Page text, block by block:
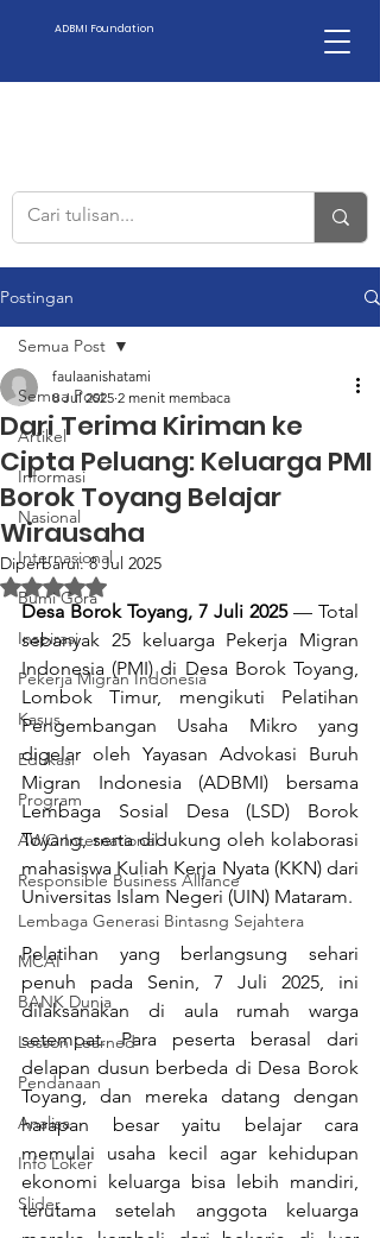
ADBMI Foundation
Postingan
Semua Post
Artikel
Informasi
Nasional
Internasional
Bumi Gora
Inspirasi
Pekerja Migran Indonesia
Kasus
Edukasi
Program
AWO International
Responsible Business Alliance
Lembaga Generasi Bintasng Sejahtera
MCAI
BANK Dunia
Lesson Learned
Pendanaan
Analisa
Info Loker
Slider
Semua Post
Dari Terima Kiriman ke
Cipta Peluang: Keluarga PMI
Borok Toyang Belajar
Wirausaha
faulaanishatami
8 Jul 2025 2 menit membaca
Diperbarui:8 Jul 2025
Dinilai NaN dari 5 bintang.
Desa Borok Toyang, 7 Juli 2025 — Total
sebanyak 25 keluarga Pekerja Migran
Indonesia (PMI) di Desa Borok Toyang,
Lombok Timur, mengikuti Pelatihan
Pengembangan Usaha Mikro yang
digelar oleh Yayasan Advokasi Buruh
Migran Indonesia (ADBMI) bersama
Lembaga Sosial Desa (LSD) Borok
Toyang, serta didukung oleh kolaborasi
mahasiswa Kuliah Kerja Nyata (KKN) dari
Universitas Islam Negeri (UIN) Mataram.
Pelatihan yang berlangsung sehari
penuh pada Senin, 7 Juli 2025, ini
dilaksanakan di aula rumah warga
setempat. Para peserta berasal dari
delapan dusun berbeda di Desa Borok
Toyang, dan mereka datang dengan
harapan besar yaitu belajar cara
memulai usaha kecil agar kehidupan
ekonomi keluarga bisa lebih mandiri,
terutama setelah anggota keluarga